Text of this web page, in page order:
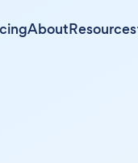
AboutResources